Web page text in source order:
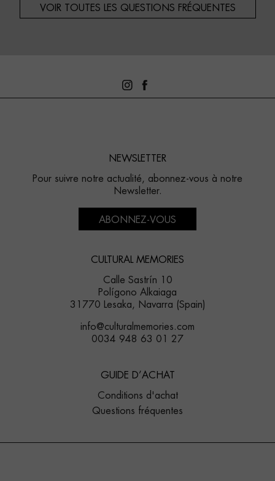
VOIR TOUTES LES QUESTIONS FRÉQUENTES
NEWSLETTER
Pour suivre notre actualité, abonnez-vous à notre
Newsletter.
ABONNEZ-VOUS
CULTURAL MEMORIES
Calle Sastrín 10
Polígono Alkaiaga
31770 Lesaka, Navarra (Spain)
info@culturalmemories.com
0034 948 63 01 27
GUIDE D’ACHAT
Conditions d'achat
Questions fréquentes